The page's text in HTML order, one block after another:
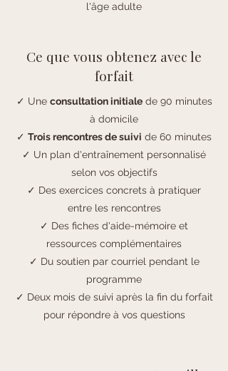
l'âge adulte
Ce que vous obtenez avec le
forfait
✓ Une consultation initialede 90 minutes
à domicile
✓ Trois rencontres de suivi de 60 minutes
✓ Un plan d'entraînement personnalisé
selon vos objectifs
✓ Des exercices concrets à pratiquer
entre les rencontres
✓ Des fiches d'aide-mémoire et
ressources complémentaires
✓ Du soutien par courriel pendant le
programme
✓ Deux mois de suivi après la fin du forfait
pour répondre à vos questions